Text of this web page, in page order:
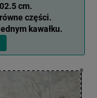
cm.
części.
kawałku.